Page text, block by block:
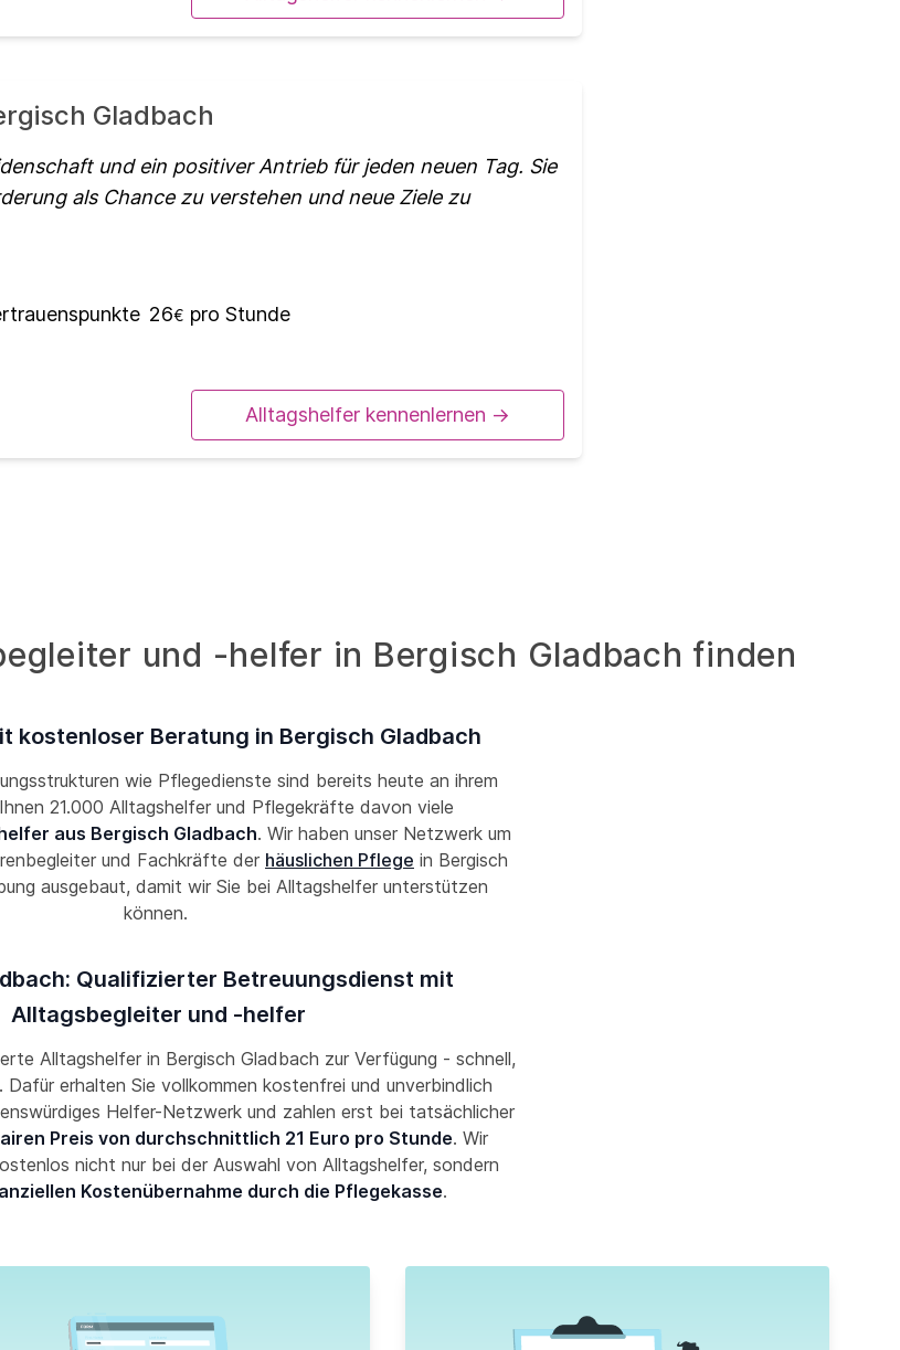
Gladbach
und ein positiver Antrieb für jeden neuen Tag. Sie
als Chance zu verstehen und neue Ziele zu
26€ pro Stunde
Alltagshelfer kennenlernen ->
und -helfer in Bergisch Gladbach finden
kostenloser Beratung in Bergisch Gladbach
wie Pflegedienste sind bereits heute an ihrem
21.000 Alltagshelfer und Pflegekräfte davon viele
aus Bergisch Gladbach. Wir haben unser Netzwerk um
und Fachkräfte der häuslichen Pflege in Bergisch
ausgebaut, damit wir Sie bei Alltagshelfer unterstützen
können.
Qualifizierter Betreuungsdienst mit
Alltagsbegleiter und -helfer
Alltagshelfer in Bergisch Gladbach zur Verfügung - schnell,
Dafür erhalten Sie vollkommen kostenfrei und unverbindlich
Helfer-Netzwerk und zahlen erst bei tatsächlicher
Preis von durchschnittlich 21 Euro pro Stunde. Wir
nicht nur bei der Auswahl von Alltagshelfer, sondern
Kostenübernahme durch die Pflegekasse.